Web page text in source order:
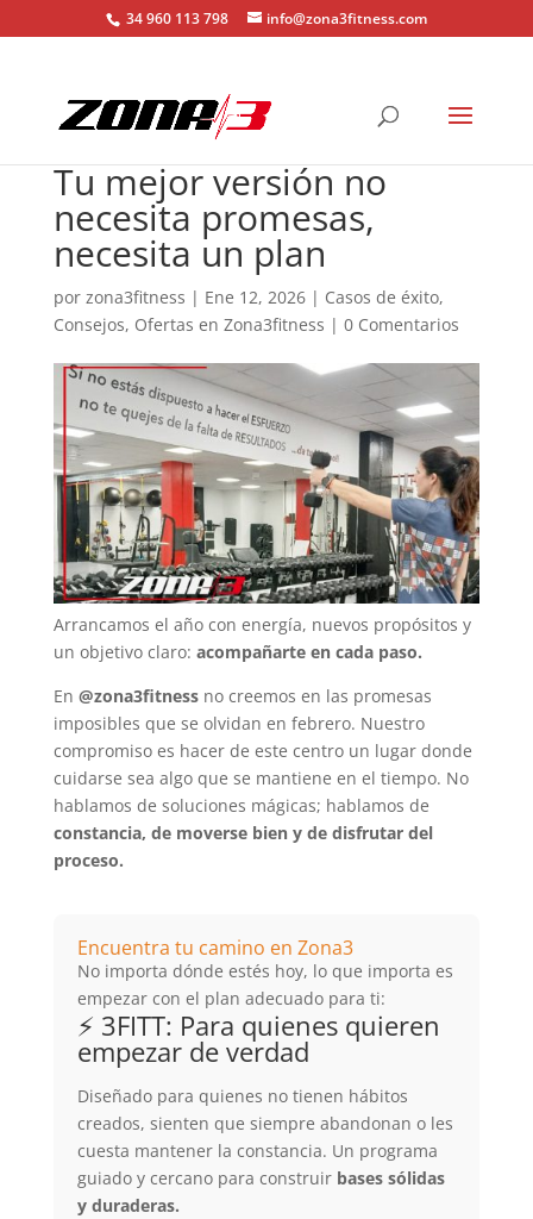
34 960 113 798 info@zona3fitness.com
Tu mejor versión no
necesita promesas,
necesita un plan
por zona3fitness | Ene 12, 2026| Casos de éxito,
Consejos, Ofertas en Zona3fitness | 0 Comentarios
Arrancamos el año con energía, nuevos propósitos y
un objetivo claro: acompañarte en cada paso.
En @zona3fitnessno creemos en las promesas
imposibles que se olvidan en febrero. Nuestro
compromiso es hacer de este centro un lugar donde
cuidarse sea algo que se mantiene en el tiempo. No
hablamos de soluciones mágicas; hablamos de
constancia, de moverse bien y de disfrutar del
proceso.
Encuentra tu camino en Zona3
No importa dónde estés hoy, lo que importa es
empezar con el plan adecuado para ti:
⚡ 3FITT: Para quienes quieren
empezar de verdad
Diseñado para quienes no tienen hábitos
creados, sienten que siempre abandonan o les
cuesta mantener la constancia. Un programa
guiado y cercano para construir bases sólidas
y duraderas.